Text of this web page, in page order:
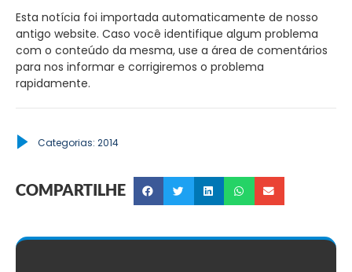
Esta notícia foi importada automaticamente de nosso
antigo website. Caso você identifique algum problema
com o conteúdo da mesma, use a área de comentários
para nos informar e corrigiremos o problema
rapidamente.
Categorias: 2014
COMPARTILHE